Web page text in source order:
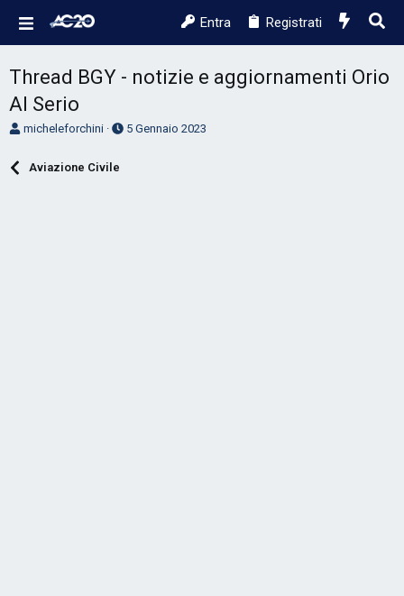
Entra Registrati
Thread BGY - notizie e aggiornamenti Orio
Al Serio
A
micheleforchini
D
5 Gennaio 2023
Aviazione Civile